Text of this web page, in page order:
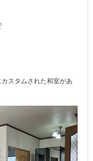
スタムされた和室があ